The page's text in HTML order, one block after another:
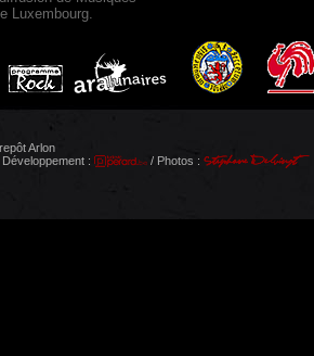
Luxembourg.
Arlon
Développement : / Photos :